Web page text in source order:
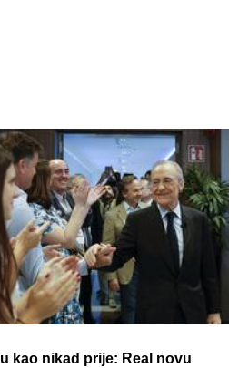
kao nikad prije: Real novu